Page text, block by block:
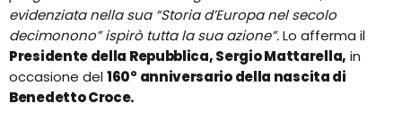
evidenziata nella sua “Storia d’Europa nel secolo
decimonono” ispirò tutta la sua azione”.Lo afferma il
Presidente della Repubblica, Sergio Mattarella, in
occasione del160° anniversario della nascita di
Benedetto Croce.